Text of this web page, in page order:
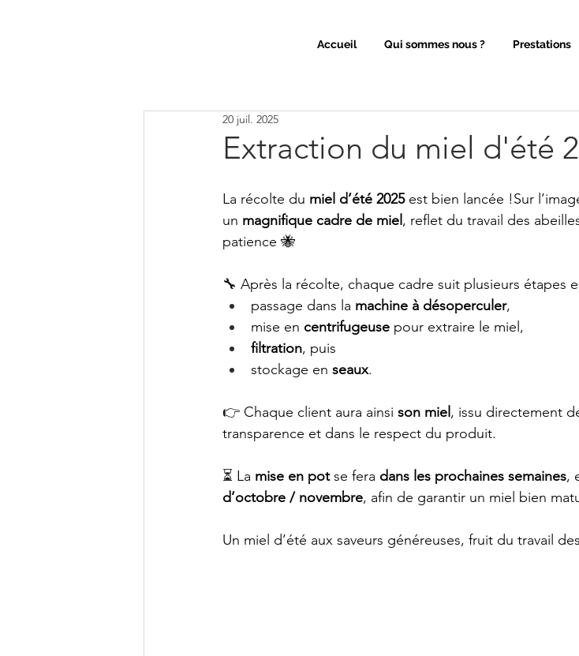
Accueil Qui sommes nous ? Prestations
Extraction du miel d'été
20 juil. 2025
La récolte du miel d’été 2025 est bien lancée !Sur
un magnifique cadre de miel, reflet du travail des
patience 🐝
🔧 Après la récolte, chaque cadre suit plusieurs étapes
passage dans la machine à désoperculer,
mise en centrifugeuse pour extraire le miel,
filtration, puis
stockage en seaux.
👉 Chaque client aura ainsi son miel, issu directement
transparence et dans le respect du produit.
⏳ La mise en pot se fera dans les prochaines semaines,
d’octobre / novembre, afin de garantir un miel bien
Un miel d’été aux saveurs généreuses, fruit du travail